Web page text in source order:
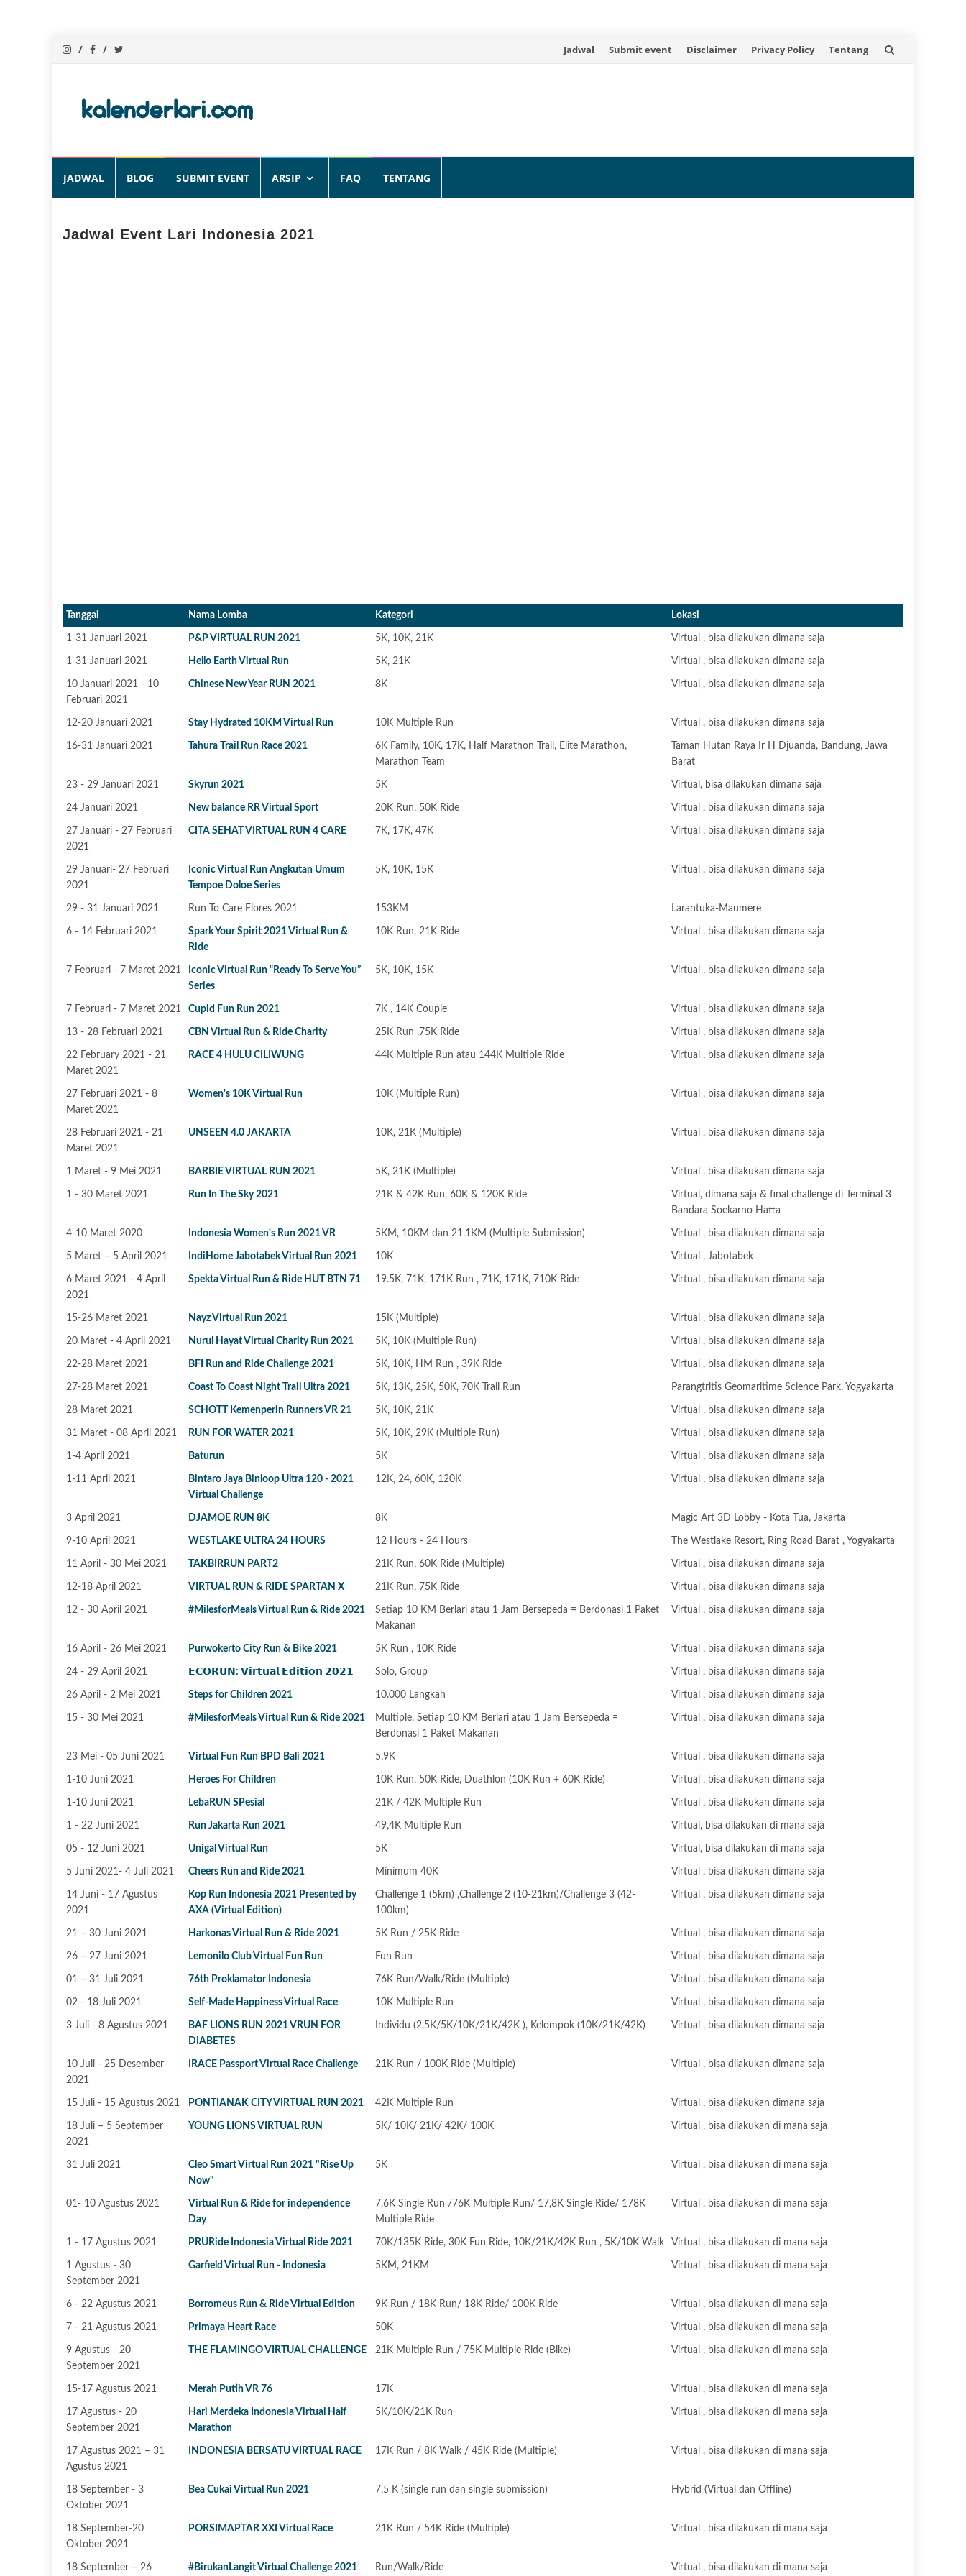
Skip
Jadwal Submit event Disclaimer Privacy Policy Tentang
content
JADWAL BLOG SUBMIT EVENT ARSIP FAQ TENTANG
Jadwal Event Lari Indonesia 2021
Tanggal Nama Lomba Kategori Lokasi
1-31 Januari 2021 P&P VIRTUAL RUN 2021 5K, 10K, 21K Virtual , bisa dilakukan dimana saja
1-31 Januari 2021 Hello Earth Virtual Run 5K, 21K Virtual , bisa dilakukan dimana saja
10 Januari 2021 - 10
Februari 2021
Chinese New Year RUN 2021 8K Virtual , bisa dilakukan dimana saja
12-20 Januari 2021 Stay Hydrated 10KM Virtual Run 10K Multiple Run Virtual , bisa dilakukan dimana saja
16-31 Januari 2021 Tahura Trail Run Race 2021
6K Family, 10K, 17K, Half Marathon Trail, Elite Marathon,
Marathon Team
Taman Hutan Raya Ir H Djuanda, Bandung, Jawa
Barat
23 - 29 Januari 2021 Skyrun 2021 5K Virtual, bisa dilakukan dimana saja
24 Januari 2021 New balance RR Virtual Sport 20K Run, 50K Ride Virtual , bisa dilakukan dimana saja
27 Januari - 27 Februari
2021
CITA SEHAT VIRTUAL RUN 4 CARE 7K, 17K, 47K Virtual , bisa dilakukan dimana saja
29 Januari- 27 Februari
2021
Iconic Virtual Run Angkutan Umum
Tempoe Doloe Series
5K, 10K, 15K Virtual , bisa dilakukan dimana saja
29 - 31 Januari 2021 Run To Care Flores 2021 153KM Larantuka-Maumere
6 - 14 Februari 2021
Spark Your Spirit 2021 Virtual Run &
Ride
10K Run, 21K Ride Virtual , bisa dilakukan dimana saja
7 Februari - 7 Maret 2021
Iconic Virtual Run “Ready To Serve You”
Series
5K, 10K, 15K Virtual , bisa dilakukan dimana saja
7 Februari - 7 Maret 2021 Cupid Fun Run 2021 7K , 14K Couple Virtual , bisa dilakukan dimana saja
13 - 28 Februari 2021 CBN Virtual Run & Ride Charity 25K Run ,75K Ride Virtual , bisa dilakukan dimana saja
22 February 2021 - 21
Maret 2021
RACE 4 HULU CILIWUNG 44K Multiple Run atau 144K Multiple Ride Virtual , bisa dilakukan dimana saja
27 Februari 2021 - 8
Maret 2021
Women's 10K Virtual Run 10K (Multiple Run) Virtual , bisa dilakukan dimana saja
28 Februari 2021 - 21
Maret 2021
UNSEEN 4.0 JAKARTA 10K, 21K (Multiple) Virtual , bisa dilakukan dimana saja
1 Maret - 9 Mei 2021 BARBIE VIRTUAL RUN 2021 5K, 21K (Multiple) Virtual , bisa dilakukan dimana saja
1 - 30 Maret 2021 Run In The Sky 2021 21K & 42K Run, 60K & 120K Ride
Virtual, dimana saja & final challenge di Terminal 3
Bandara Soekarno Hatta
4-10 Maret 2020 Indonesia Women's Run 2021 VR 5KM, 10KM dan 21.1KM (Multiple Submission) Virtual , bisa dilakukan dimana saja
5 Maret – 5 April 2021 IndiHome Jabotabek Virtual Run 2021 10K Virtual , Jabotabek
6 Maret 2021 - 4 April
2021
Spekta Virtual Run & Ride HUT BTN 71 19.5K, 71K, 171K Run , 71K, 171K, 710K Ride Virtual , bisa dilakukan dimana saja
15-26 Maret 2021⁣ Nayz Virtual Run 2021 15K (Multiple) Virtual , bisa dilakukan dimana saja
20 Maret - 4 April 2021 Nurul Hayat Virtual Charity Run 2021 5K, 10K (Multiple Run) Virtual , bisa dilakukan dimana saja
22-28 Maret 2021 BFI Run and Ride Challenge 2021 5K, 10K, HM Run , 39K Ride Virtual , bisa dilakukan dimana saja
27-28 Maret 2021 Coast To Coast Night Trail Ultra 2021 5K, 13K, 25K, 50K, 70K Trail Run Parangtritis Geomaritime Science Park, Yogyakarta
28 Maret 2021 SCHOTT Kemenperin Runners VR 21 5K, 10K, 21K Virtual , bisa dilakukan dimana saja
31 Maret - 08 April 2021 RUN FOR WATER 2021 5K, 10K, 29K (Multiple Run) Virtual , bisa dilakukan dimana saja
1-4 April 2021 Baturun 5K Virtual , bisa dilakukan dimana saja
1-11 April 2021
Bintaro Jaya Binloop Ultra 120 - 2021
Virtual Challenge
12K, 24, 60K, 120K Virtual , bisa dilakukan dimana saja
3 April 2021 DJAMOE RUN 8K 8K Magic Art 3D Lobby - Kota Tua, Jakarta
9-10 April 2021 WESTLAKE ULTRA 24 HOURS 12 Hours - 24 Hours The Westlake Resort, Ring Road Barat , Yogyakarta
11 April - 30 Mei 2021 TAKBIRRUN PART2 21K Run, 60K Ride (Multiple) Virtual , bisa dilakukan dimana saja
12-18 April 2021 VIRTUAL RUN & RIDE SPARTAN X 21K Run, 75K Ride Virtual , bisa dilakukan dimana saja
12 - 30 April 2021 #MilesforMeals Virtual Run & Ride 2021
Setiap 10 KM Berlari atau 1 Jam Bersepeda = Berdonasi 1 Paket
Makanan
Virtual , bisa dilakukan dimana saja
16 April - 26 Mei 2021 Purwokerto City Run & Bike 2021 5K Run , 10K Ride Virtual , bisa dilakukan dimana saja
24 - 29 April 2021 𝗘𝗖𝗢𝗥𝗨𝗡: 𝗩𝗶𝗿𝘁𝘂𝗮𝗹 𝗘𝗱𝗶𝘁𝗶𝗼𝗻 𝟮𝟬𝟮𝟭 Solo, Group Virtual , bisa dilakukan dimana saja
26 April - 2 Mei 2021 Steps for Children 2021 10.000 Langkah Virtual , bisa dilakukan dimana saja
15 - 30 Mei 2021 #MilesforMeals Virtual Run & Ride 2021
Multiple, Setiap 10 KM Berlari atau 1 Jam Bersepeda =
Berdonasi 1 Paket Makanan
Virtual , bisa dilakukan dimana saja
23 Mei - 05 Juni 2021 Virtual Fun Run BPD Bali 2021 5,9K Virtual , bisa dilakukan dimana saja
1-10 Juni 2021 Heroes For Children 10K Run, 50K Ride, Duathlon (10K Run + 60K Ride) Virtual , bisa dilakukan dimana saja
1-10 Juni 2021 LebaRUN SPesial 21K / 42K Multiple Run Virtual , bisa dilakukan dimana saja
1 - 22 Juni 2021 Run Jakarta Run 2021 49,4K Multiple Run Virtual, bisa dilakukan di mana saja
05 - 12 Juni 2021 Unigal Virtual Run 5K Virtual, bisa dilakukan di mana saja
5 Juni 2021- 4 Juli 2021 Cheers Run and Ride 2021 Minimum 40K Virtual , bisa dilakukan dimana saja
14 Juni - 17 Agustus
2021
Kop Run Indonesia 2021 Presented by
AXA (Virtual Edition)
Challenge 1 (5km) ,Challenge 2 (10-21km)/Challenge 3 (42-
100km)
Virtual , bisa dilakukan dimana saja
21 – 30 Juni 2021 Harkonas Virtual Run & Ride 2021 5K Run / 25K Ride Virtual , bisa dilakukan dimana saja
26 – 27 Juni 2021 Lemonilo Club Virtual Fun Run Fun Run Virtual , bisa dilakukan dimana saja
01 – 31 Juli 2021 76th Proklamator Indonesia 76K Run/Walk/Ride (Multiple) Virtual , bisa dilakukan dimana saja
02 - 18 Juli 2021 Self-Made Happiness Virtual Race 10K Multiple Run Virtual , bisa dilakukan dimana saja
3 Juli - 8 Agustus 2021
BAF LIONS RUN 2021 VRUN FOR
DIABETES
Individu (2,5K/5K/10K/21K/42K ), Kelompok (10K/21K/42K) Virtual , bisa dilakukan dimana saja
10 Juli - 25 Desember
2021
IRACE Passport Virtual Race Challenge 21K Run / 100K Ride (Multiple) Virtual , bisa dilakukan dimana saja
15 Juli - 15 Agustus 2021 PONTIANAK CITY VIRTUAL RUN 2021 42K Multiple Run Virtual , bisa dilakukan dimana saja
18 Juli – 5 September
2021
YOUNG LIONS VIRTUAL RUN 5K/ 10K/ 21K/ 42K/ 100K Virtual , bisa dilakukan di mana saja
31 Juli 2021
Cleo Smart Virtual Run 2021 "Rise Up
Now"
5K Virtual , bisa dilakukan di mana saja
01- 10 Agustus 2021
Virtual Run & Ride for independence
Day
7,6K Single Run /76K Multiple Run/ 17,8K Single Ride/ 178K
Multiple Ride
Virtual , bisa dilakukan di mana saja
1 - 17 Agustus 2021 PRURide Indonesia Virtual Ride 2021 70K/135K Ride, 30K Fun Ride, 10K/21K/42K Run , 5K/10K Walk Virtual , bisa dilakukan di mana saja
1 Agustus - 30
September 2021
Garfield Virtual Run - Indonesia 5KM, 21KM Virtual , bisa dilakukan di mana saja
6 - 22 Agustus 2021 Borromeus Run & Ride Virtual Edition 9K Run / 18K Run/ 18K Ride/ 100K Ride Virtual , bisa dilakukan di mana saja
7 - 21 Agustus 2021 Primaya Heart Race 50K Virtual , bisa dilakukan di mana saja
9 Agustus - 20
September 2021
THE FLAMINGO VIRTUAL CHALLENGE 21K Multiple Run / 75K Multiple Ride (Bike) Virtual , bisa dilakukan di mana saja
15-17 Agustus 2021 Merah Putih VR 76 17K Virtual , bisa dilakukan di mana saja
17 Agustus - 20
September 2021
Hari Merdeka Indonesia Virtual Half
Marathon
5K/10K/21K Run Virtual , bisa dilakukan di mana saja
17 Agustus 2021 – 31
Agustus 2021
INDONESIA BERSATU VIRTUAL RACE 17K Run / 8K Walk / 45K Ride (Multiple) Virtual , bisa dilakukan di mana saja
18 September - 3
Oktober 2021
Bea Cukai Virtual Run 2021 7.5 K (single run dan single submission) Hybrid (Virtual dan Offline)
18 September-20
Oktober 2021
PORSIMAPTAR XXI Virtual Race 21K Run / 54K Ride (Multiple) Virtual , bisa dilakukan di mana saja
18 September – 26 #BirukanLangit Virtual Challenge 2021 Run/Walk/Ride Virtual , bisa dilakukan di mana saja